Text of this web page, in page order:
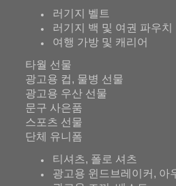
러기지 벨트
러기지 백 및 여권 파우치
여행 가방 및 캐리어
타월 선물
광고용 컵, 물병 선물
광고용 우산 선물
문구 사은품
스포츠 선물
단체 유니폼
티셔츠, 폴로 셔츠
광고용 윈드브레이커, 아